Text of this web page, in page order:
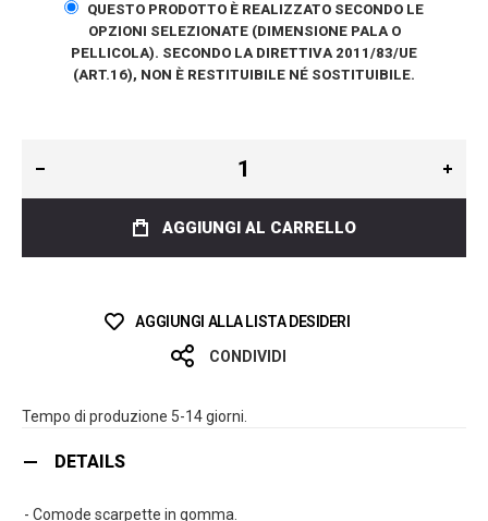
QUESTO PRODOTTO È REALIZZATO SECONDO LE
OPZIONI SELEZIONATE (DIMENSIONE PALA O
PELLICOLA). SECONDO LA DIRETTIVA 2011/83/UE
(ART.16), NON È RESTITUIBILE NÉ SOSTITUIBILE.
AGGIUNGI AL CARRELLO
AGGIUNGI ALLA LISTA DESIDERI
CONDIVIDI
Tempo di produzione 5-14 giorni.
DETAILS
- Comode scarpette in gomma.